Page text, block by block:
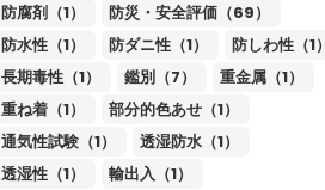
防腐剤（1）
防災・安全評価（69）
防水性（1）
防ダニ性（1）
防しわ性（1）
長期毒性（1）
鑑別（7）
重金属（1）
重ね着（1）
部分的色あせ（1）
通気性試験（1）
透湿防水（1）
透湿性（1）
輸出入（1）